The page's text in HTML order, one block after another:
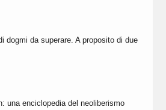
dogmi da superare. A proposito di due
una enciclopedia del neoliberismo